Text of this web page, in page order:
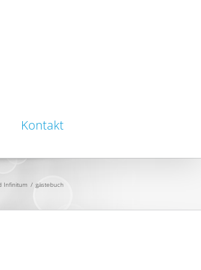
Kontakt
Infinitum / gästebuch